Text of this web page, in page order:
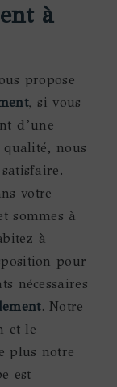
à
propose
, si vous
d’une
nous
votre
sommes à
à
pour
nécessaires
. Notre
et le
plus notre
est